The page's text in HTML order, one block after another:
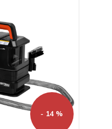
- 14 %